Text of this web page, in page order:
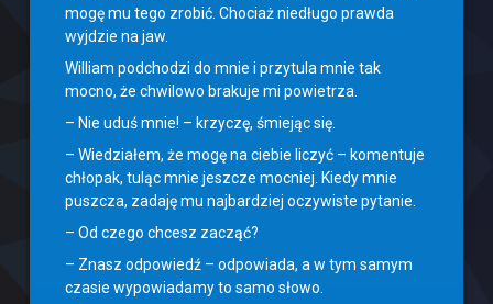
mogę mu tego zrobić. Chociaż niedługo prawda
wyjdzie na jaw.
William podchodzi do mnie i przytula mnie tak
mocno, że chwilowo brakuje mi powietrza.
– Nie uduś mnie! – krzyczę, śmiejąc się.
– Wiedziałem, że mogę na ciebie liczyć – komentuje
chłopak, tuląc mnie jeszcze mocniej. Kiedy mnie
puszcza, zadaję mu najbardziej oczywiste pytanie.
– Od czego chcesz zacząć?
– Znasz odpowiedź – odpowiada, a w tym samym
czasie wypowiadamy to samo słowo.